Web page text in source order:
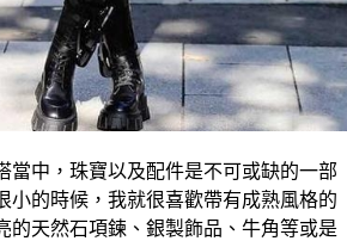
當中，珠寶以及配件是不可或缺的一部
小的時候，我就很喜歡帶有成熟風格的
的天然石項鍊、銀製飾品、牛角等或是